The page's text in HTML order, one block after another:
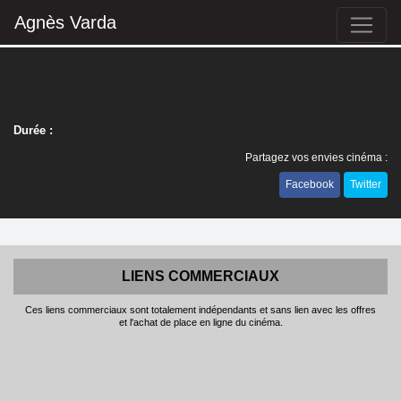
Agnès Varda
Durée :
Partagez vos envies cinéma :
Facebook Twitter
LIENS COMMERCIAUX
Ces liens commerciaux sont totalement indépendants et sans lien avec les offres
et l'achat de place en ligne du cinéma.